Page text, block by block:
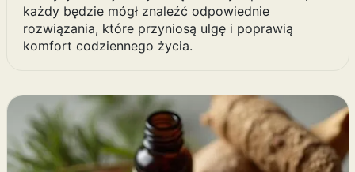
każdy będzie mógł znaleźć odpowiednie
rozwiązania, które przyniosą ulgę i poprawią
komfort codziennego życia.